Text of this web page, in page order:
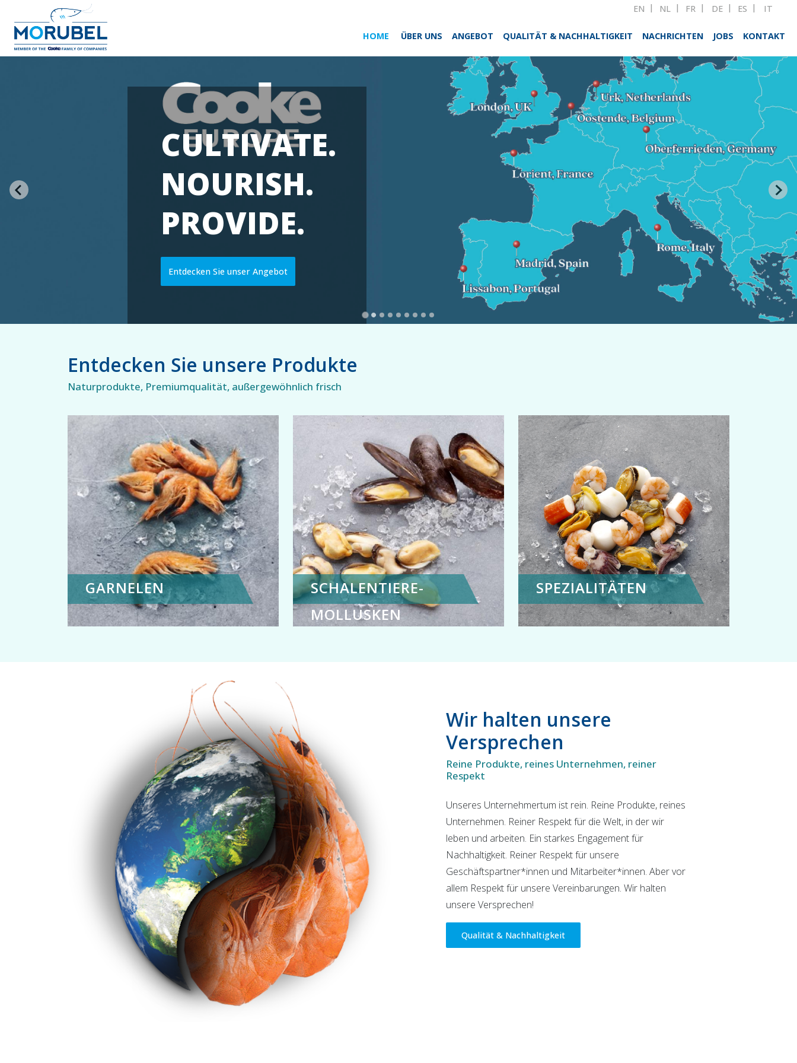
HOME ÜBER UNS ANGEBOT QUALITÄT & NACHHALTIGKEIT NACHRICHTEN JOBS KONTAKT
EN NL FR DE ES IT
CULTIVATE.
NOURISH.
PROVIDE.
Entdecken Sie unser Angebot
Entdecken Sie unsere Produkte
Naturprodukte, Premiumqualität, außergewöhnlich frisch
GARNELEN
SCHALENTIERE-
MOLLUSKEN
SPEZIALITÄTEN
Wir halten unsere
Versprechen
Reine Produkte, reines Unternehmen, reiner
Respekt
Unseres Unternehmertum ist rein. Reine Produkte, reines
Unternehmen. Reiner Respekt für die Welt, in der wir
leben und arbeiten. Ein starkes Engagement für
Nachhaltigkeit. Reiner Respekt für unsere
Geschäftspartner*innen und Mitarbeiter*innen. Aber vor
allem Respekt für unsere Vereinbarungen. Wir halten
unsere Versprechen!
Qualität & Nachhaltigkeit